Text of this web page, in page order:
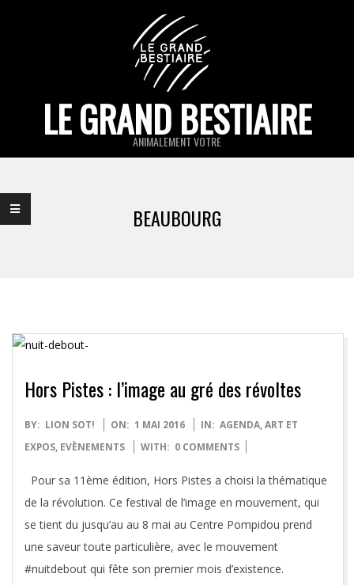
LE GRAND BESTIAIRE
ANIMALEMENT VOTRE
Menu
BEAUBOURG
Hors Pistes : l’image au gré des révoltes
2016-
05-
BY: LION SOT! ON: 1 MAI 2016 IN: AGENDA,ART ET
EXPOS, EVÈNEMENTS WITH: 0 COMMENTS
Pour sa 11ème édition, Hors Pistes a choisi la thématique
de la révolution. Ce festival de l’image en mouvement, qui
se tient du jusqu’au au 8 mai au Centre Pompidou prend
une saveur toute particulière, avec le mouvement
#nuitdebout qui fête son premier mois d’existence.